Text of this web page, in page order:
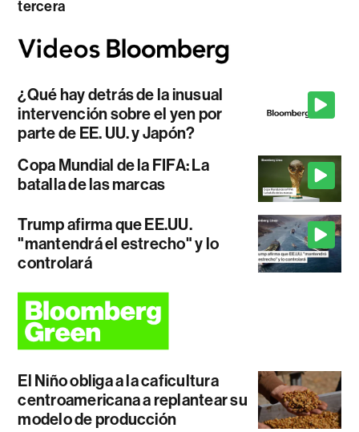
tercera
¿Qué hay detrás de la inusual
intervención sobre el yen por
parte de EE. UU. y Japón?
Copa Mundial de la FIFA: La
batalla de las marcas
Trump afirma que EE.UU.
"mantendrá el estrecho" y lo
controlará
El Niño obliga a la caficultura
centroamericana a replantear su
modelo de producción